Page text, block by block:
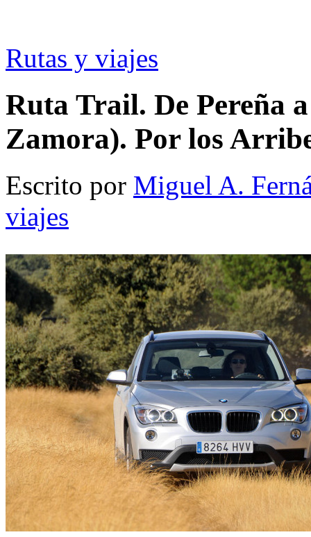
Rutas y viajes
Ruta Trail. De Pereña
Zamora). Por los
Escrito por Miguel A.
viajes